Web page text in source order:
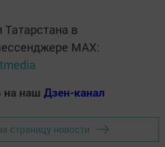
Татарстана в
MАХ:
на наш Дзен-канал
страницу новости